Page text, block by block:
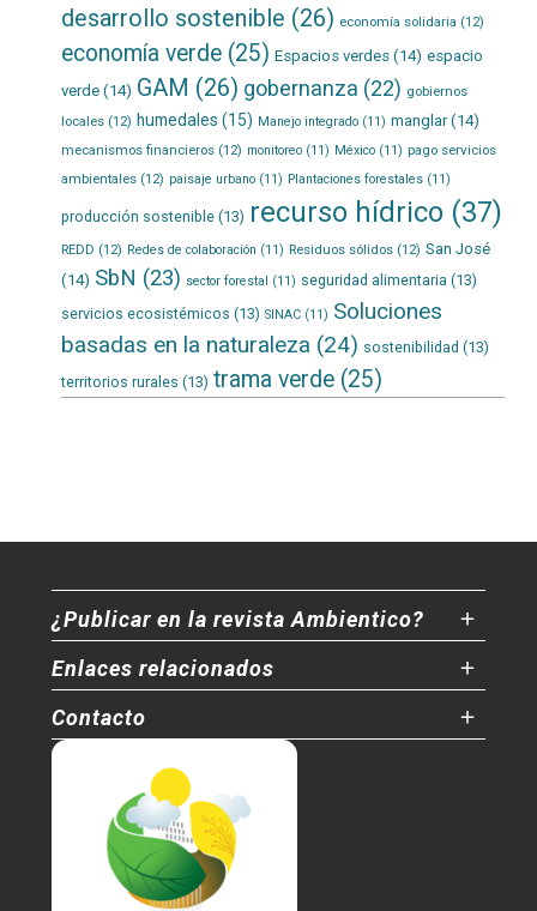
desarrollo sostenible (26) economía solidaria (12)
economía verde(25) Espacios verdes(14) espacio
verde(14) GAM (26) gobernanza (22) gobiernos
locales(12) humedales (15) Manejo integrado(11) manglar(14)
mecanismos financieros(12) monitoreo(11) México(11) pago servicios
ambientales(12) paisaje urbano(11) Plantaciones forestales(11)
producción sostenible(13) recurso hídrico(37)
REDD (12) Redes de colaboración (11) Residuos sólidos(12) San José
(14) SbN (23) sector forestal (11) seguridad alimentaria (13)
servicios ecosistémicos (13) SINAC(11) Soluciones
basadas en la naturaleza (24) sostenibilidad (13)
territorios rurales (13) trama verde(25)
¿Publicar en la revista Ambientico?
Enlaces relacionados
Contacto